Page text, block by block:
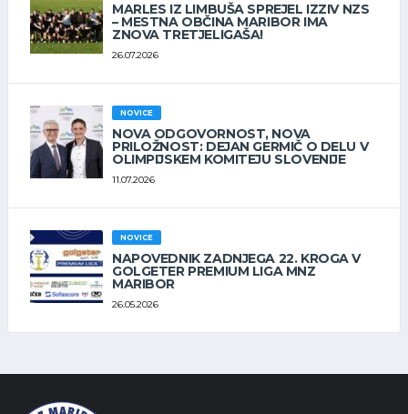
MARLES IZ LIMBUŠA SPREJEL IZZIV NZS
– MESTNA OBČINA MARIBOR IMA
ZNOVA TRETJELIGAŠA!
26.07.2026
NOVICE
NOVA ODGOVORNOST, NOVA
PRILOŽNOST: DEJAN GERMIČ O DELU V
OLIMPIJSKEM KOMITEJU SLOVENIJE
11.07.2026
NOVICE
NAPOVEDNIK ZADNJEGA 22. KROGA V
GOLGETER PREMIUM LIGA MNZ
MARIBOR
26.05.2026